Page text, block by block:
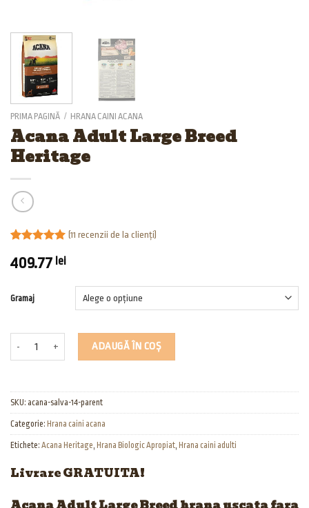
PRIMA PAGINĂ / HRANA CAINI ACANA
Acana Adult Large Breed
Heritage
5.00din 5
la clienți
(11 recenzii de la clienți)
409.77 lei
Gramaj
Cantitate Acana Adult Large Breed Heritage
ADAUGĂ ÎN COȘ
SKU: acana-salva-14-parent
Categorie: Hrana caini acana
Etichete: Acana Heritage, Hrana Biologic Apropiat, Hrana caini adulti
Livrare GRATUITA!